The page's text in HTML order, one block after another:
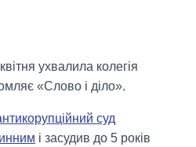
ухвалила колегія
«Слово і діло».
суд
і засудив до 5 років